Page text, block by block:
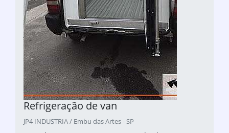
Refrigeração de van
JP4 INDUSTRIA / Embu das Artes - SP